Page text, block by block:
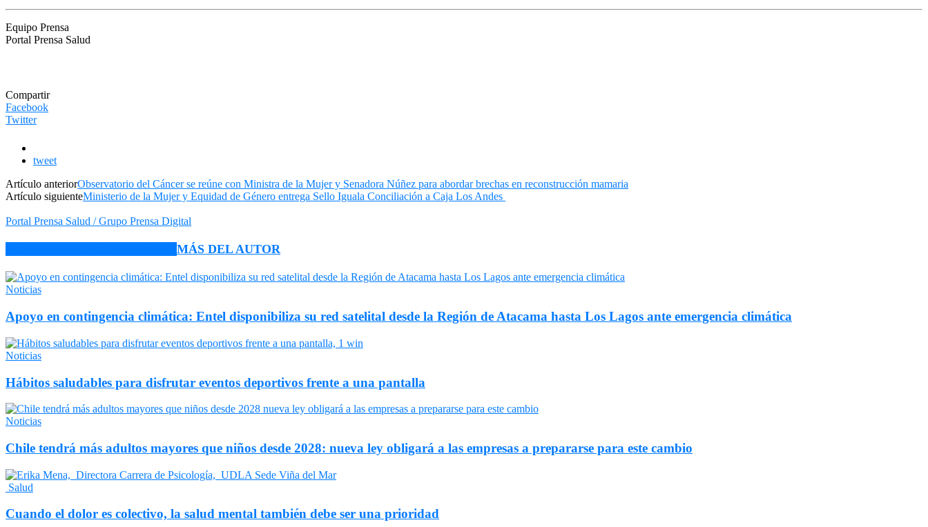
Equipo Prensa
Portal Prensa Salud
Compartir
Facebook
Twitter
tweet
Artículo anteriorObservatorio del Cáncer se reúne con Ministra de la Mujer y Senadora Núñez para abordar brechas en reconstrucción mamaria
Artículo siguienteMinisterio de la Mujer y Equidad de Género entrega Sello Iguala Conciliación a Caja Los Andes
Portal Prensa Salud / Grupo Prensa Digital
MÁS DEL AUTOR
Noticias
Apoyo en contingencia climática: Entel disponibiliza su red satelital desde la Región de Atacama hasta Los Lagos ante emergencia climática
Noticias
Hábitos saludables para disfrutar eventos deportivos frente a una pantalla
Noticias
Chile tendrá más adultos mayores que niños desde 2028: nueva ley obligará a las empresas a prepararse para este cambio
Salud
Cuando el dolor es colectivo, la salud mental también debe ser una prioridad